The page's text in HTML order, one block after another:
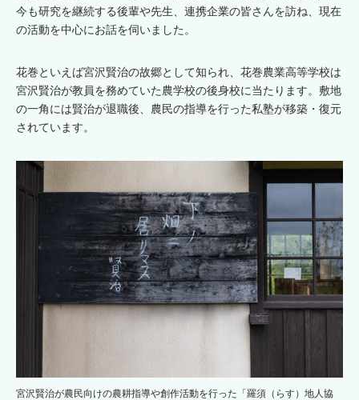
今も研究を継続する後輩や先生、連携企業の皆さんを訪ね、現在
の活動を中心にお話を伺いました。
花巻といえば宮沢賢治の故郷として知られ、花巻農業高等学校は
宮沢賢治が教員を務めていた農学校の後身校に当たります。敷地
の一角には賢治が退職後、農民の指導を行った私塾が移築・復元
されています。
宮沢賢治が農民向けの農耕指導や創作活動を行った「羅須（らす）地人協